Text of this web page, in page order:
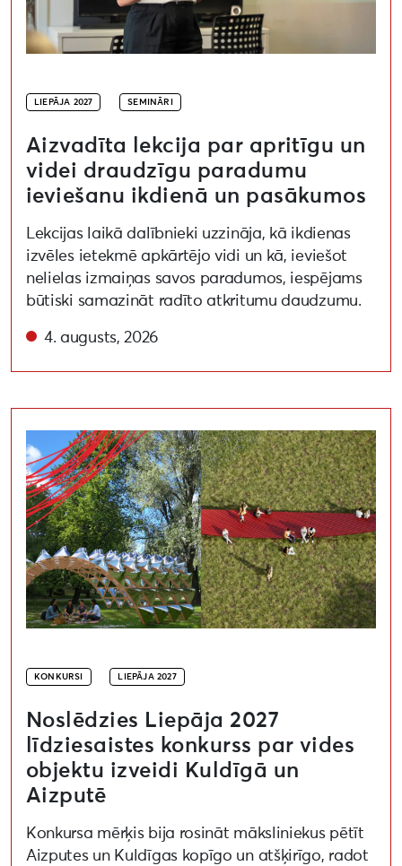
LIEPĀJA 2027 SEMINĀRI
Aizvadīta lekcija par apritīgu un
videi draudzīgu paradumu
ieviešanu ikdienā un pasākumos
Lekcijas laikā dalībnieki uzzināja, kā ikdienas
izvēles ietekmē apkārtējo vidi un kā, ieviešot
nelielas izmaiņas savos paradumos, iespējams
būtiski samazināt radīto atkritumu daudzumu.
4. augusts, 2026
KONKURSI LIEPĀJA 2027
Noslēdzies Liepāja 2027
līdziesaistes konkurss par vides
objektu izveidi Kuldīgā un
Aizputē
Konkursa mērķis bija rosināt māksliniekus pētīt
Aizputes un Kuldīgas kopīgo un atšķirīgo, radot